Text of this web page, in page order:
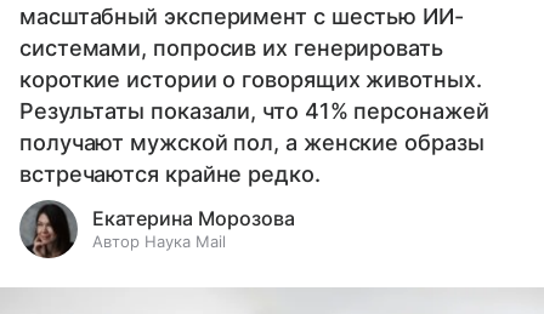
масштабный эксперимент с шестью ИИ-
системами, попросив их генерировать
короткие истории о говорящих животных.
Результаты показали, что 41% персонажей
получают мужской пол, а женские образы
встречаются крайне редко.
Екатерина Морозова
Автор Наука Mail